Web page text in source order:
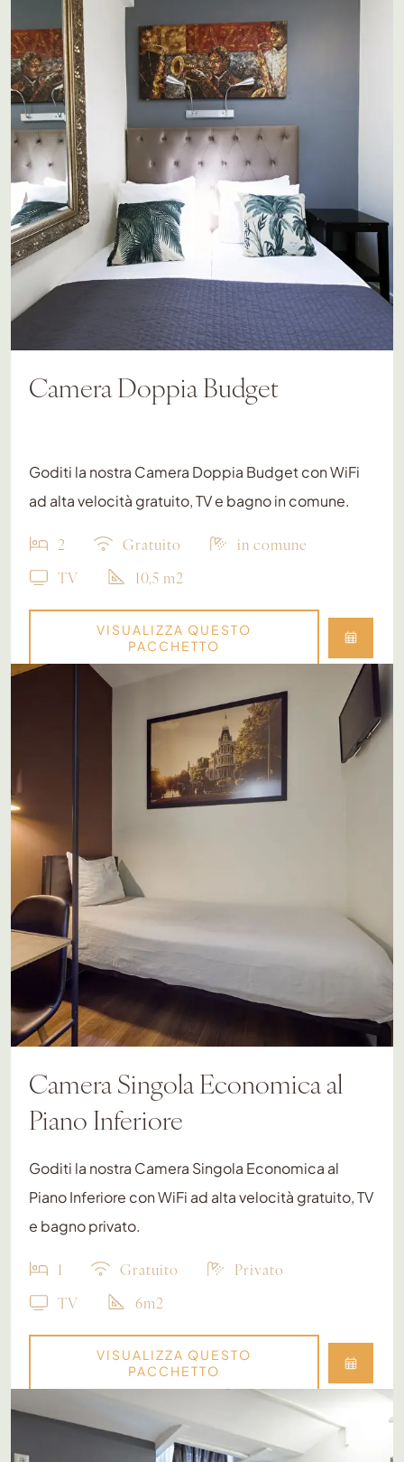
Camera Doppia Budget
Goditi la nostra Camera Doppia Budget con WiFi
ad alta velocità gratuito, TV e bagno in comune.
2 Gratuito
in comune
TV
10,5 m2
VISUALIZZA QUESTO
PACCHETTO
Camera Singola Economica al
Piano Inferiore
Goditi la nostra Camera Singola Economica al
Piano Inferiore con WiFi ad alta velocità gratuito, TV
e bagno privato.
1 Gratuito
Privato
TV
6m2
VISUALIZZA QUESTO
PACCHETTO